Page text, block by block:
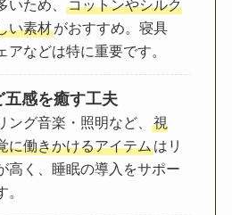
いため、コットンやシルク
い素材がおすすめ。寝具
アなどは特に重要です。
五感を癒す工夫
ング音楽・照明など、視
に働きかけるアイテムはリ
高く、睡眠の導入をサポー